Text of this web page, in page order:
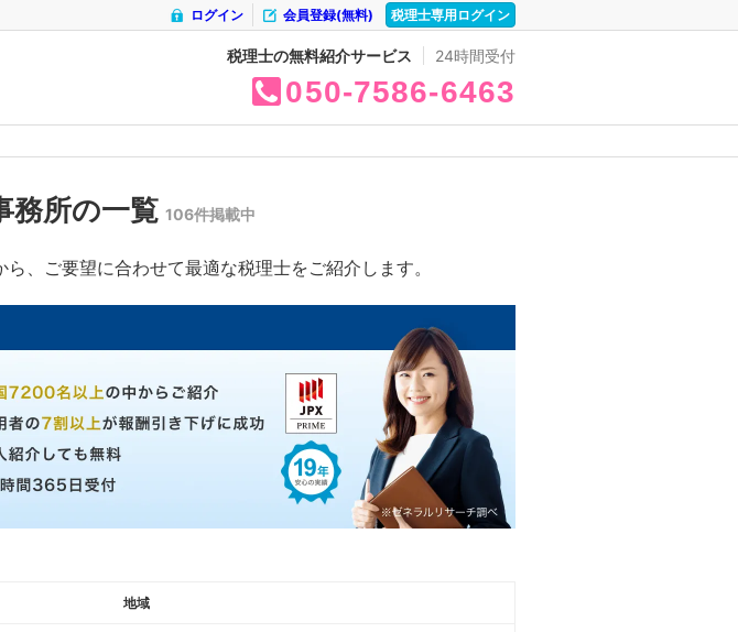
税理士専用ログイン
会員登録(無料)
ログイン
税理士の無料紹介サービス 24時間受付
050 7586 6463
務所の一覧 106件掲載中
、ご要望に合わせて最適な税理士をご紹介します。
地域